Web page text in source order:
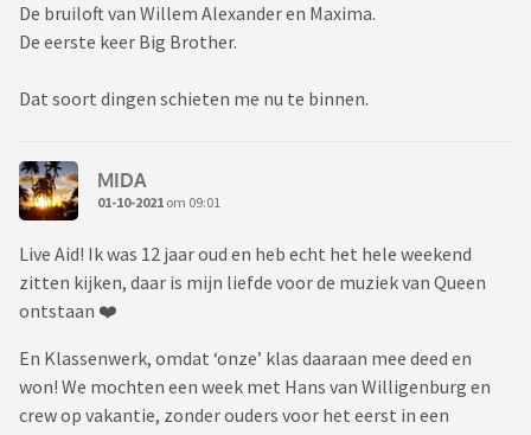
De bruiloft van Willem Alexander en Maxima.
De eerste keer Big Brother.
Dat soort dingen schieten me nu te binnen.
MIDA
01-10-2021 om 09:01
Live Aid! Ik was 12 jaar oud en heb echt het hele weekend
zitten kijken, daar is mijn liefde voor de muziek van Queen
ontstaan ❤️
En Klassenwerk, omdat ‘onze’ klas daaraan mee deed en
won! We mochten een week met Hans van Willigenburg en
crew op vakantie, zonder ouders voor het eerst in een